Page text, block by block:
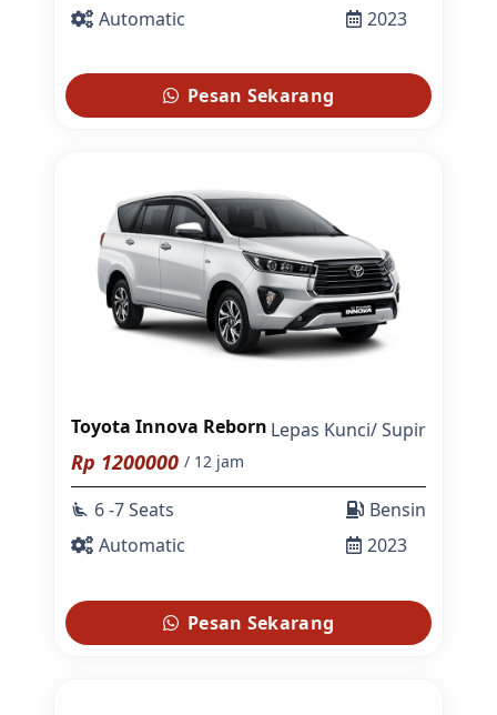
Automatic
2023
Pesan Sekarang
Toyota Innova Reborn Lepas Kunci/Supir
Rp 1200000 / 12 jam
airline_seat_recline_extra 6 -7 Seats
Automatic
Bensin
2023
Pesan Sekarang